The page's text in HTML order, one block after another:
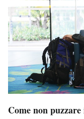
Come non